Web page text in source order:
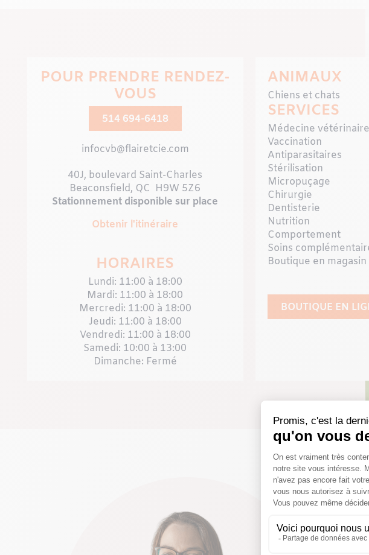
humaines qui enrichissent les soins offerts
vétérinaire et gestionnaire propriétaire,
dentisterie, pour veiller au
POUR PRENDRE RENDEZ-
VOUS
514 694-6418
infocvb@flairetcie.com
40J, boulevard Saint-Charles
Beaconsfield, QC H9W 5Z6
Stationnement disponible sur place
Obtenir l'itinéraire
HORAIRES
Lundi: 11:00 à 18:00
Mardi: 11:00 à 18:00
Mercredi: 11:00 à 18:00
Jeudi: 11:00 à 18:00
Vendredi: 11:00 à 18:00
Samedi: 10:00 à 13:00
Dimanche: Fermé
ANIMAUX
Chiens et chats
SERVICES
Médecine
Vaccination
Antiparasitaires
Stérilisation
Micropuçage
Chirurgie
Dentisterie
Nutrition
Comportement
Soins
Boutique en magasin
BOUTIQUE EN